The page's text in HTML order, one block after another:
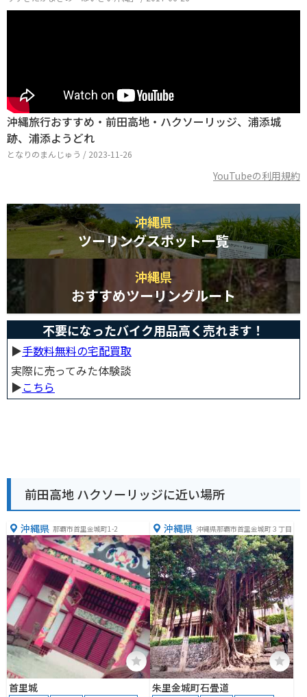
沖縄旅行おすすめ・前田高地・ハクソーリッジ、浦添城
跡、浦添ようどれ
となりのまんじゅう / 2023-11-26
YouTubeの利用規約
沖縄県
ツーリングスポット一覧
沖縄県
おすすめツーリングルート
不要になったバイク用品高く売れます！
▶︎手数料無料の宅配買取
実際に売ってみた体験談
▶︎こちら
前田高地 ハクソーリッジに近い場所
沖縄県 那覇市首里金城町1-2
首里城
沖縄県 沖縄県那覇市首里金城町３丁目
朱里金城町石畳道